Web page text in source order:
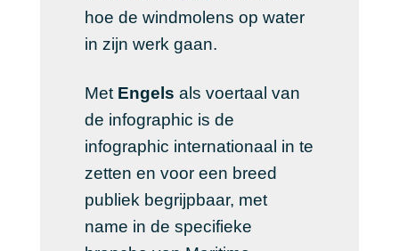
hoe de windmolens op water
in zijn werk gaan.
Met Engels als voertaal van
de infographic is de
infographic internationaal in te
zetten en voor een breed
publiek begrijpbaar, met
name in de specifieke